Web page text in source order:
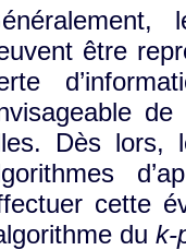
être
Dès lors,
cette
du k-